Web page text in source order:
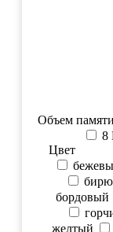
Объем памяти
8
Цвет
бордовый
желтый